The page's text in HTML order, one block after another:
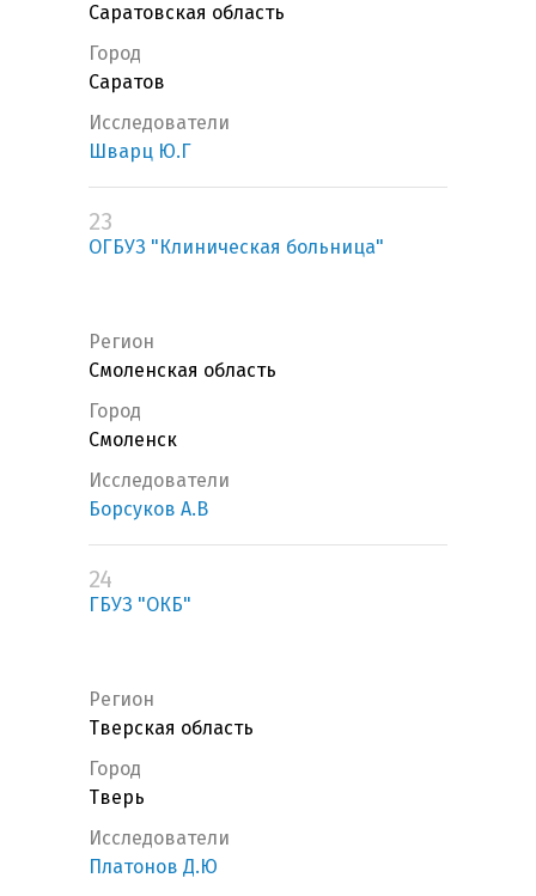
Саратовская область
Город
Саратов
Исследователи
Шварц Ю.Г
23
ОГБУЗ "Клиническая больница"
Регион
Смоленская область
Город
Смоленск
Исследователи
Борсуков А.В
24
ГБУЗ "ОКБ"
Регион
Тверская область
Город
Тверь
Исследователи
Платонов Д.Ю